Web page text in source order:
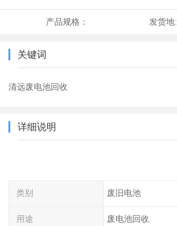
产品规格： 发货地:
关键词
清远废电池回收
详细说明
类别 废旧电池
用途 废电池回收